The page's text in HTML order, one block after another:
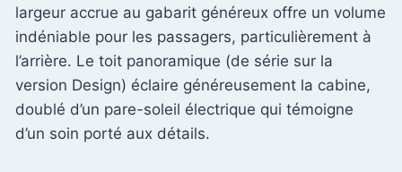
largeur accrue au gabarit généreux offre un volume
indéniable pour les passagers, particulièrement à
l’arrière. Le toit panoramique (de série sur la
version Design) éclaire généreusement la cabine,
doublé d’un pare-soleil électrique qui témoigne
d’un soin porté aux détails.